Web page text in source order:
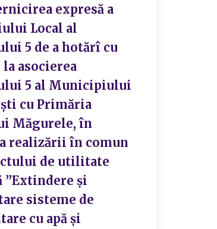
expresă a
Local al
5 de a hotărî cu
asocierea
5 al Municipiului
cu Primăria
Măgurele, în
realizării în comun
de utilitate
”Extindere și
sisteme de
cu apă și